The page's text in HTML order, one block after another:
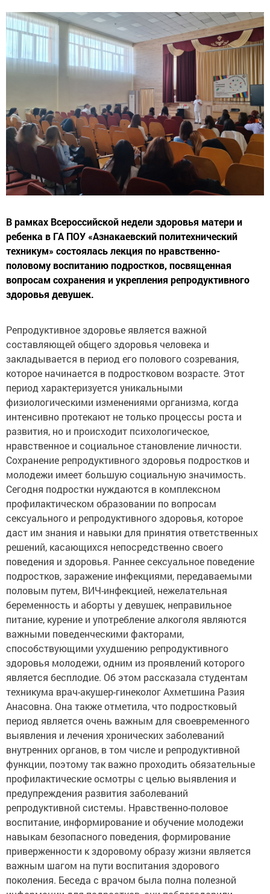
В рамках Всероссийской недели здоровья матери и
ребенка в ГА ПОУ «Азнакаевский политехнический
техникум» состоялась лекция по нравственно-
половому воспитанию подростков, посвященная
вопросам сохранения и укрепления репродуктивного
здоровья девушек.
Репродуктивное здоровье является важной
составляющей общего здоровья человека и
закладывается в период его полового созревания,
которое начинается в подростковом возрасте. Этот
период характеризуется уникальными
физиологическими изменениями организма, когда
интенсивно протекают не только процессы роста и
развития, но и происходит психологическое,
нравственное и социальное становление личности.
Сохранение репродуктивного здоровья подростков и
молодежи имеет большую социальную значимость.
Сегодня подростки нуждаются в комплексном
профилактическом образовании по вопросам
сексуального и репродуктивного здоровья, которое
даст им знания и навыки для принятия ответственных
решений, касающихся непосредственно своего
поведения и здоровья. Раннее сексуальное поведение
подростков, заражение инфекциями, передаваемыми
половым путем, ВИЧ-инфекцией, нежелательная
беременность и аборты у девушек, неправильное
питание, курение и употребление алкоголя являются
важными поведенческими факторами,
способствующими ухудшению репродуктивного
здоровья молодежи, одним из проявлений которого
является бесплодие. Об этом рассказала студентам
техникума врач-акушер-гинеколог Ахметшина Разия
Анасовна. Она также отметила, что подростковый
период является очень важным для своевременного
выявления и лечения хронических заболеваний
внутренних органов, в том числе и репродуктивной
функции, поэтому так важно проходить обязательные
профилактические осмотры с целью выявления и
предупреждения развития заболеваний
репродуктивной системы. Нравственно-половое
воспитание, информирование и обучение молодежи
навыкам безопасного поведения, формирование
приверженности к здоровому образу жизни является
важным шагом на пути воспитания здорового
поколения. Беседа с врачом была полна полезной